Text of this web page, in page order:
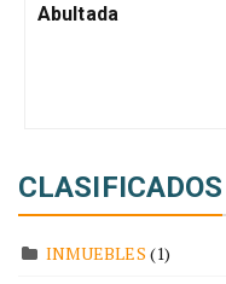
Abultada
CLASIFICADOS
INMUEBLES (1)